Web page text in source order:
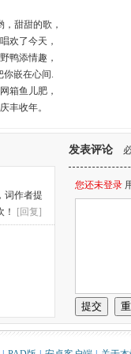
甜甜的歌，
欢了今天，
鸭添情趣，
你嵌在心间.
箱鱼儿肥，
丰收年。
词作者提
！
[回复]
发表评论
您还未登录